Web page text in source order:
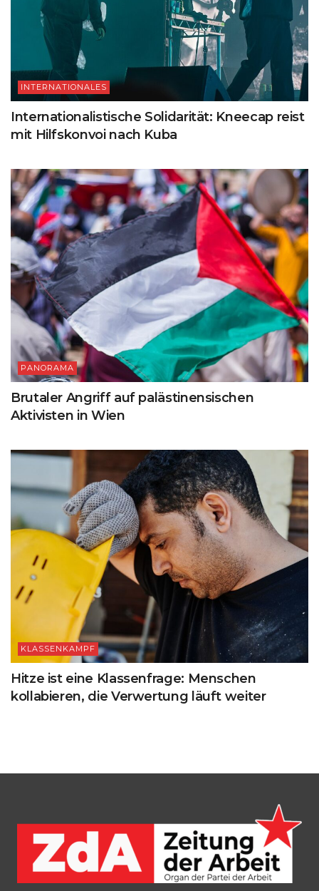
INTERNATIONALES
Internationalistische Solidarität: Kneecap reist
mit Hilfskonvoi nach Kuba
PANORAMA
Brutaler Angriff auf palästinensischen
Aktivisten in Wien
KLASSENKAMPF
Hitze ist eine Klassenfrage: Menschen
kollabieren, die Verwertung läuft weiter